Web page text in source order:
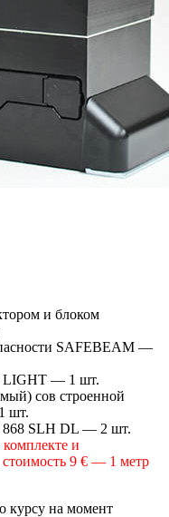
и блоком
SAFEBEAM —
LIGHT — 1 шт.
сов строенной
шт.
SLH DL — 2 шт.
комплекте и
стоимость 9 € — 1 метр
курсу на момент